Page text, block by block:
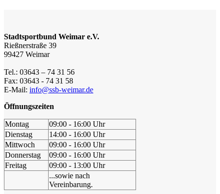
Stadtsportbund Weimar e.V.
Rießnerstraße 39
99427 Weimar
Tel.: 03643 – 74 31 56
Fax: 03643 - 74 31 58
E-Mail: info@ssb-weimar.de
Öffnungszeiten
Montag
09:00 - 16:00 Uhr
Dienstag
14:00 - 16:00 Uhr
Mittwoch
09:00 - 16:00 Uhr
Donnerstag
09:00 - 16:00 Uhr
Freitag
09:00 - 13:00 Uhr
...sowie nach
Vereinbarung.